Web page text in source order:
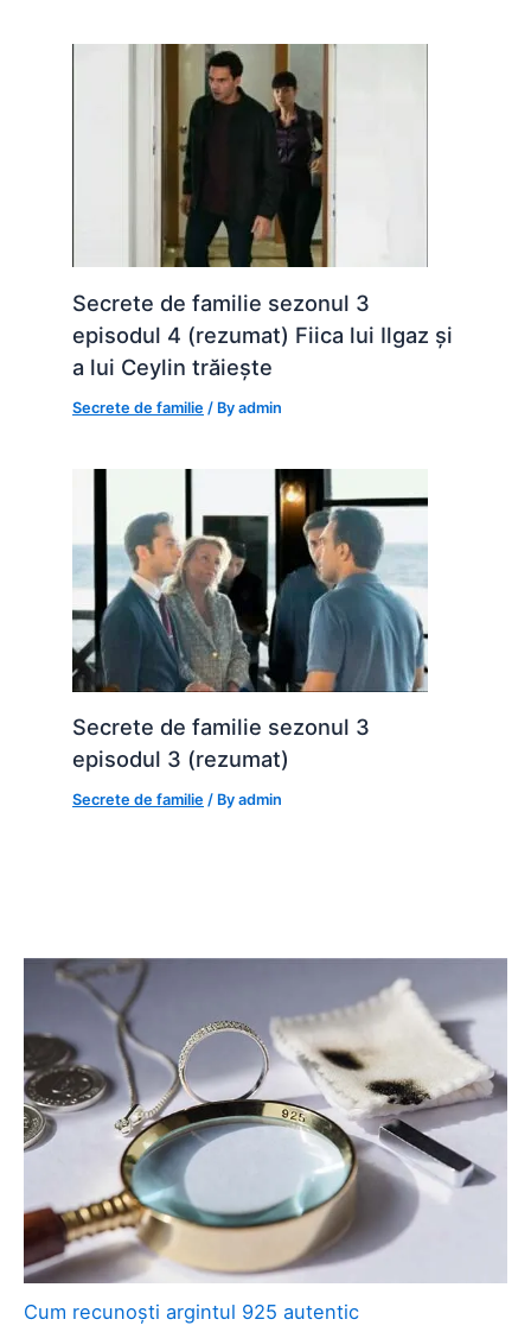
Secrete de familie sezonul 3
episodul 4 (rezumat) Fiica lui Ilgaz și
a lui Ceylin trăiește
Secrete de familie / Byadmin
Secrete de familie sezonul 3
episodul 3 (rezumat)
Secrete de familie / Byadmin
Cum recunoști argintul 925 autentic